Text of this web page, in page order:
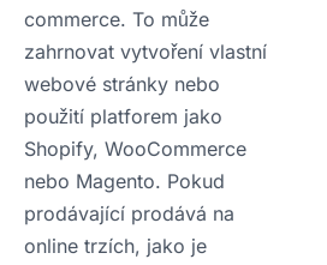
commerce. To může
zahrnovat vytvoření vlastní
webové stránky nebo
použití platforem jako
Shopify, WooCommerce
nebo Magento. Pokud
prodávající prodává na
online trzích, jako je